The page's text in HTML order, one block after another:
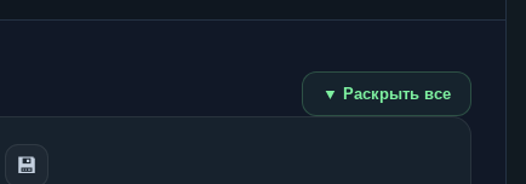
▼ Раскрыть все
💾